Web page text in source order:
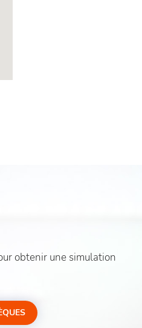
obtenir une simulation